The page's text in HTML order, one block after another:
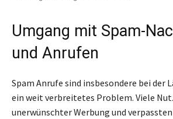
Umgang mit Spam-
und Anrufen
Spam Anrufe sind insbesondere bei der
ein weit verbreitetes Problem. Viele
unerwünschter Werbung und